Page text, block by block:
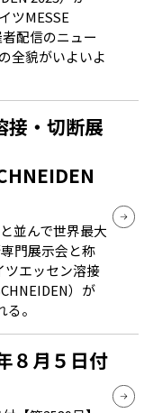
ツMESSE
配信のニュー
全貌がいよいよ
接・切断展
並んで世界最大
門展示会と称
ツエッセン溶接
）が
。
８月５日付